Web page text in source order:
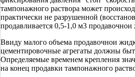
тампонажного раствора может
практически не разрушенной
продавливается 0,5-1,0 м3 продавочнои
Ввиду малого объема продавочнои
цементировочные агрегаты должны
Определяемые временем крепления
на конец продавки тампонажного